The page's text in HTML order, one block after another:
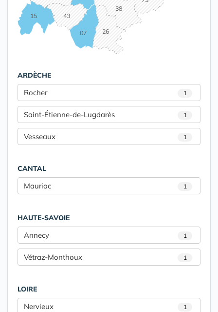
07
15
26
38
43
ARDÈCHE
Rocher 1
Saint-Étienne-de-Lugdarès 1
Vesseaux 1
CANTAL
Mauriac 1
HAUTE-SAVOIE
Annecy 1
Vétraz-Monthoux 1
LOIRE
Nervieux 1